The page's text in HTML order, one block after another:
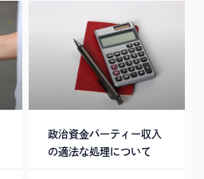
政治資金パーティー収入
の適法な処理について